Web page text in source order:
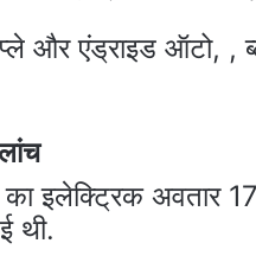
और एंड्राइड ऑटो, ,
इलेक्ट्रिक अवतार
थी.